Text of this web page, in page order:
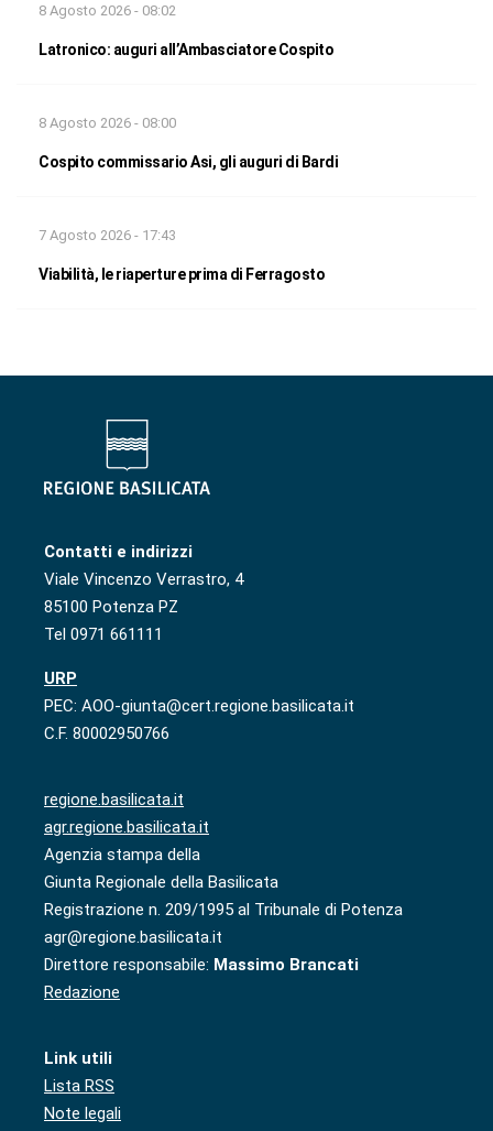
8 Agosto 2026 - 08:02
Latronico: auguri all’Ambasciatore Cospito
8 Agosto 2026 - 08:00
Cospito commissario Asi, gli auguri di Bardi
7 Agosto 2026 - 17:43
Viabilità, le riaperture prima di Ferragosto
Contatti e indirizzi
Viale Vincenzo Verrastro, 4
85100 Potenza PZ
Tel 0971 661111
URP
PEC: AOO-giunta@cert.regione.basilicata.it
C.F. 80002950766
regione.basilicata.it
agr.regione.basilicata.it
Agenzia stampa della
Giunta Regionale della Basilicata
Registrazione n. 209/1995 al Tribunale di Potenza
agr@regione.basilicata.it
Direttore responsabile: Massimo Brancati
Redazione
Link utili
Lista RSS
Note legali